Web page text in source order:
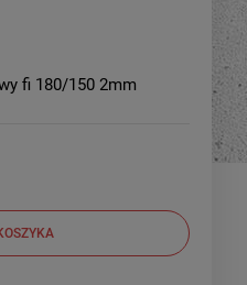
fi 180/150 2mm